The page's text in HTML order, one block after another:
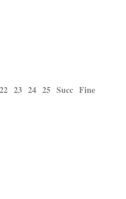
22 23 24 25 Succ Fine